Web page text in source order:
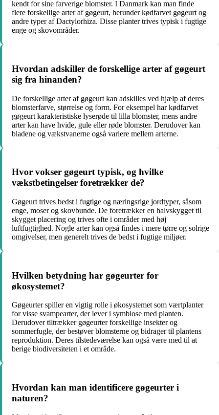
kendt for sine farverige blomster. I Danmark kan man finde
flere forskellige arter af gøgeurt, herunder kødfarvet gøgeurt og
andre typer af Dactylorhiza. Disse planter trives typisk i fugtige
enge og skovområder.
Hvordan adskiller de forskellige arter af gøgeurt
sig fra hinanden?
De forskellige arter af gøgeurt kan adskilles ved hjælp af deres
blomsterfarve, størrelse og form. For eksempel har kødfarvet
gøgeurt karakteristiske lyserøde til lilla blomster, mens andre
arter kan have hvide, gule eller røde blomster. Derudover kan
bladene og vækstvanerne også variere mellem arterne.
Hvor vokser gøgeurt typisk, og hvilke
vækstbetingelser foretrækker de?
Gøgeurt trives bedst i fugtige og næringsrige jordtyper, såsom
enge, moser og skovbunde. De foretrækker en halvskygget til
skygget placering og trives ofte i områder med høj
luftfugtighed. Nogle arter kan også findes i mere tørre og solrige
omgivelser, men generelt trives de bedst i fugtige miljøer.
Hvilken betydning har gøgeurter for
økosystemet?
Gøgeurter spiller en vigtig rolle i økosystemet som værtplanter
for visse svampearter, der lever i symbiose med planten.
Derudover tiltrækker gøgeurter forskellige insekter og
sommerfugle, der bestøver blomsterne og bidrager til plantens
reproduktion. Deres tilstedeværelse kan også være med til at
berige biodiversiteten i et område.
Hvordan kan man identificere gøgeurter i
naturen?